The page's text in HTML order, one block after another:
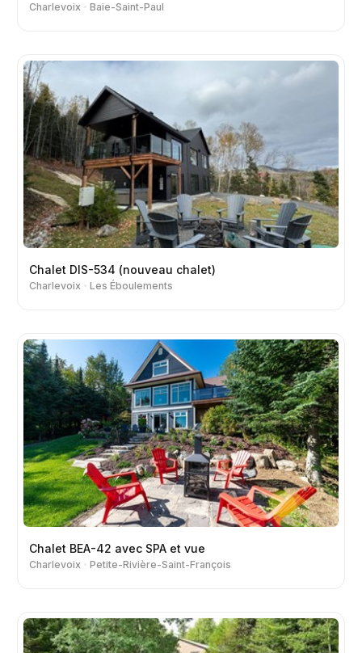
Charlevoix Baie-Saint-Paul
Chalet DIS-534 (nouveau chalet)
Charlevoix Les Éboulements
Chalet BEA-42 avec SPA et vue
Charlevoix Petite-Rivière-Saint-François